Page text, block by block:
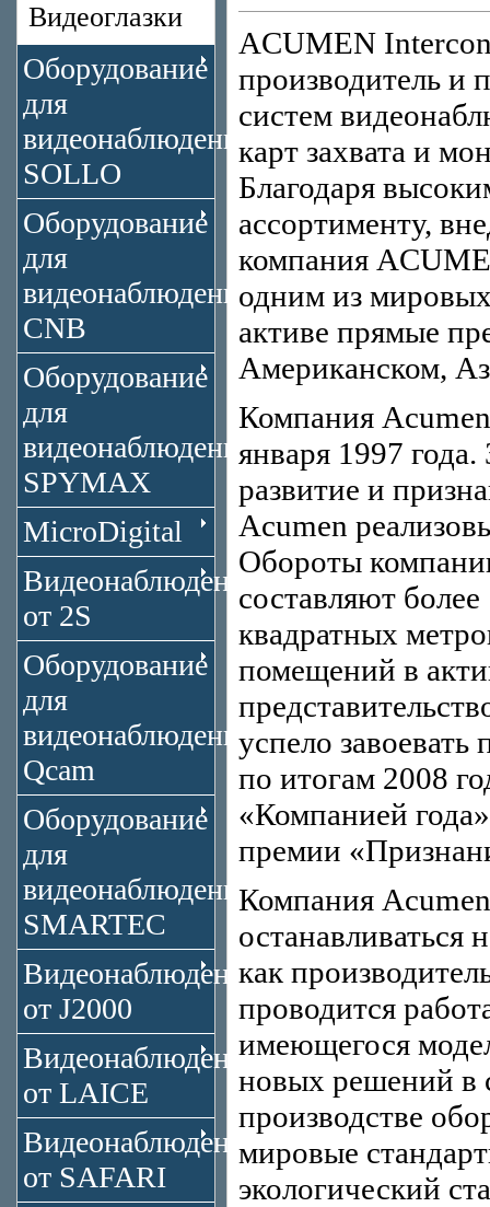
Видеоглазки
Оборудование
для
видеонаблюдения
SOLLO
Оборудование
для
видеонаблюдения
CNB
Оборудование
для
видеонаблюдения
SPYMAX
MicroDigital
Видеонаблюдение
от 2S
Оборудование
для
видеонаблюдения
Qcam
Оборудование
для
видеонаблюдения
SMARTEC
Видеонаблюдение
от J2000
Видеонаблюдение
от LAICE
Видеонаблюдение
от SAFARI
ACUMEN
производитель и
систем
карт захвата и
Благодаря
ассортименту,
компания
одним из
активе прямые
Американском,
Компания
января 1997
развитие и
Acumen
Обороты
составляют
квадратных
помещений в
успело
по итогам 2008
«Компанией
премии
Компания
останавливаться
как
проводится
имеющегося
новых решений в
производстве
мировые
экологический